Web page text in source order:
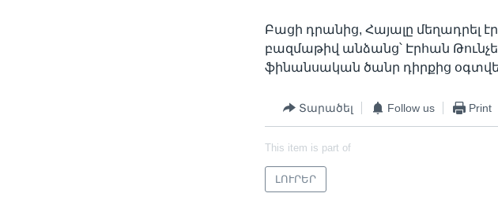
Բացի դրանից, Հայալը մեղադրել
բազմաթիվ անձանց՝ Էրհան
ֆինանսական ծանր դիրքից
Տարածել Follow us Print
This item is part of
ԼՈՒՐԵՐ